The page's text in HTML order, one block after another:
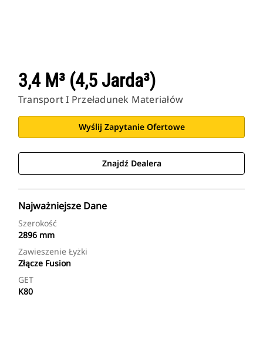
3,4 M³ (4,5 Jarda³)
Transport I Przeładunek Materiałów
Wyślij Zapytanie Ofertowe
Znajdź Dealera
Najważniejsze Dane
Szerokość
2896 mm
Zawieszenie Łyżki
Złącze Fusion
GET
K80